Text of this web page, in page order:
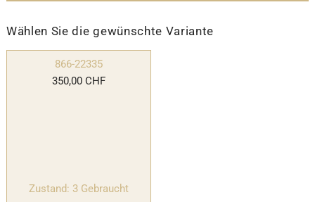
Wählen Sie die gewünschte Variante
866-22335
350,00 CHF
Zustand: 3 Gebraucht